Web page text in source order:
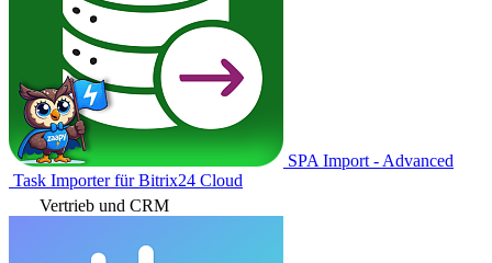
SPA Import - Advanced
Task Importer für Bitrix24 Cloud
Vertrieb und CRM